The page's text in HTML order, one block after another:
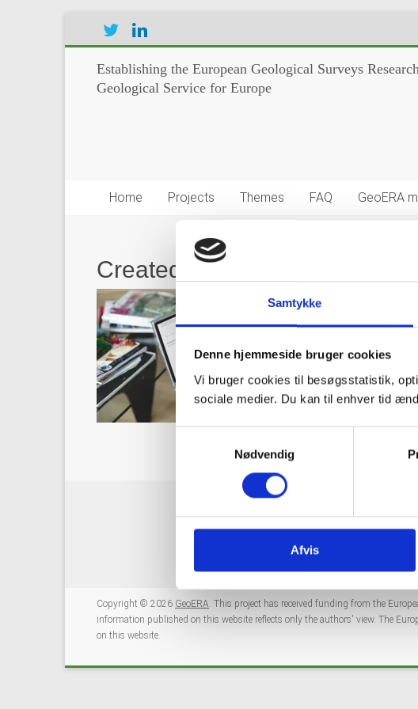
Samtykke
Denne hjemmeside bruger cookies
Vi bruger cookies til besøgsstatistik,
sociale medier. Du kan til enhver tid
v
a
l
Nødvendig
Afvis
Establishing the European Geological Surveys
Geological Service for Europe
Home Projects Themes FAQ GeoERA
Created with GIMP
Copyright © 2026 GeoERA. This project has received funding from the
information published on this website reflects only the authors' view. The
on this website.